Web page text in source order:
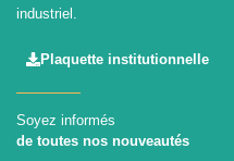
industriel.
Plaquette institutionnelle
Soyez informés
de toutes nos nouveautés